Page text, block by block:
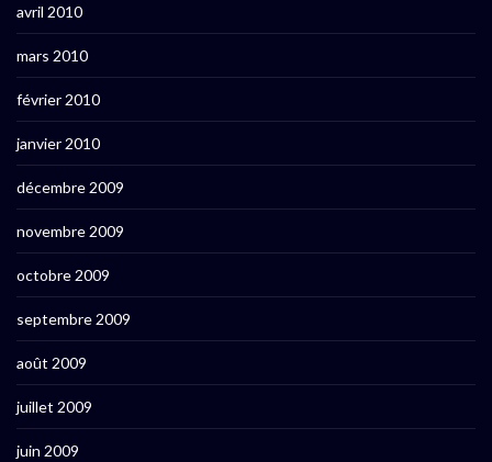
avril 2010
mars 2010
février 2010
janvier 2010
décembre 2009
novembre 2009
octobre 2009
septembre 2009
août 2009
juillet 2009
juin 2009